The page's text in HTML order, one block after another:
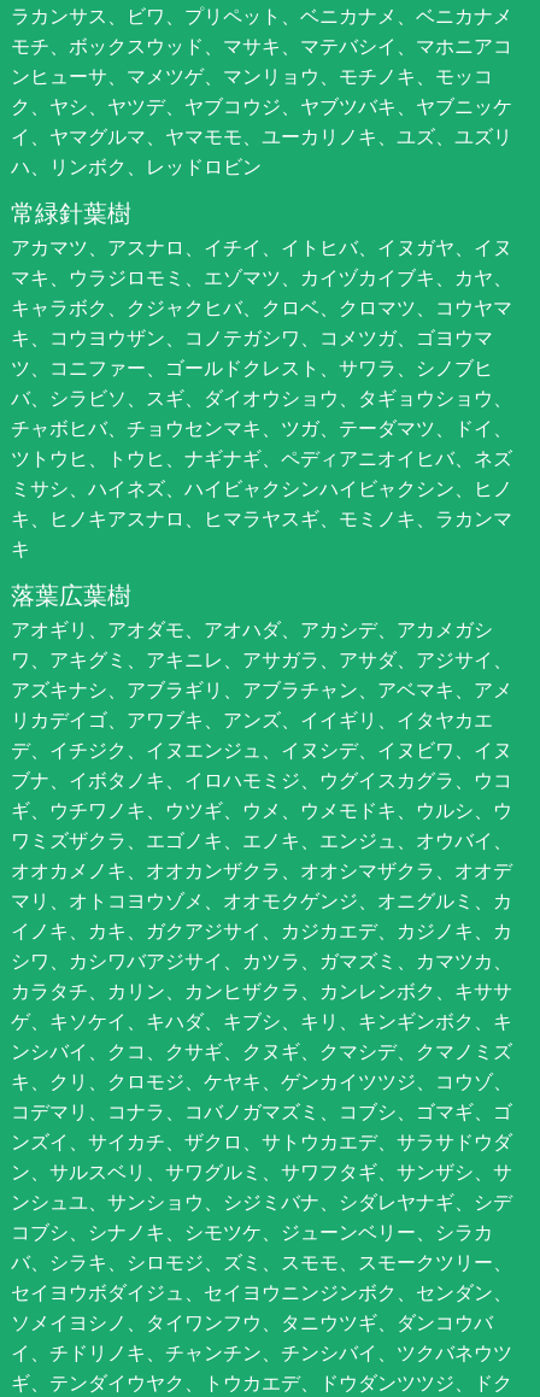
ラカンサス、ビワ、プリペット、ベニカナメ、ベニカナメ
モチ、ボックスウッド、マサキ、マテバシイ、マホニアコ
ンヒューサ、マメツゲ、マンリョウ、モチノキ、モッコ
ク、ヤシ、ヤツデ、ヤブコウジ、ヤブツバキ、ヤブニッケ
イ、ヤマグルマ、ヤマモモ、ユーカリノキ、ユズ、ユズリ
ハ、リンボク、レッドロビン
常緑針葉樹
アカマツ、アスナロ、イチイ、イトヒバ、イヌガヤ、イヌ
マキ、ウラジロモミ、エゾマツ、カイヅカイブキ、カヤ、
キャラボク、クジャクヒバ、クロベ、クロマツ、コウヤマ
キ、コウヨウザン、コノテガシワ、コメツガ、ゴヨウマ
ツ、コニファー、ゴールドクレスト、サワラ、シノブヒ
バ、シラビソ、スギ、ダイオウショウ、タギョウショウ、
チャボヒバ、チョウセンマキ、ツガ、テーダマツ、ドイ、
ツトウヒ、トウヒ、ナギナギ、ペディアニオイヒバ、ネズ
ミサシ、ハイネズ、ハイビャクシンハイビャクシン、ヒノ
キ、ヒノキアスナロ、ヒマラヤスギ、モミノキ、ラカンマ
キ
落葉広葉樹
アオギリ、アオダモ、アオハダ、アカシデ、アカメガシ
ワ、アキグミ、アキニレ、アサガラ、アサダ、アジサイ、
アズキナシ、アブラギリ、アブラチャン、アベマキ、アメ
リカデイゴ、アワブキ、アンズ、イイギリ、イタヤカエ
デ、イチジク、イヌエンジュ、イヌシデ、イヌビワ、イヌ
ブナ、イボタノキ、イロハモミジ、ウグイスカグラ、ウコ
ギ、ウチワノキ、ウツギ、ウメ、ウメモドキ、ウルシ、ウ
ワミズザクラ、エゴノキ、エノキ、エンジュ、オウバイ、
オオカメノキ、オオカンザクラ、オオシマザクラ、オオデ
マリ、オトコヨウゾメ、オオモクゲンジ、オニグルミ、カ
イノキ、カキ、ガクアジサイ、カジカエデ、カジノキ、カ
シワ、カシワバアジサイ、カツラ、ガマズミ、カマツカ、
カラタチ、カリン、カンヒザクラ、カンレンボク、キササ
ゲ、キソケイ、キハダ、キブシ、キリ、キンギンボク、キ
ンシバイ、クコ、クサギ、クヌギ、クマシデ、クマノミズ
キ、クリ、クロモジ、ケヤキ、ゲンカイツツジ、コウゾ、
コデマリ、コナラ、コバノガマズミ、コブシ、ゴマギ、ゴ
ンズイ、サイカチ、ザクロ、サトウカエデ、サラサドウダ
ン、サルスベリ、サワグルミ、サワフタギ、サンザシ、サ
ンシュユ、サンショウ、シジミバナ、シダレヤナギ、シデ
コブシ、シナノキ、シモツケ、ジューンベリー、シラカ
バ、シラキ、シロモジ、ズミ、スモモ、スモークツリー、
セイヨウボダイジュ、セイヨウニンジンボク、センダン、
ソメイヨシノ、タイワンフウ、タニウツギ、ダンコウバ
イ、チドリノキ、チャンチン、チンシバイ、ツクバネウツ
ギ、テンダイウヤク、トウカエデ、ドウダンツツジ、ドク